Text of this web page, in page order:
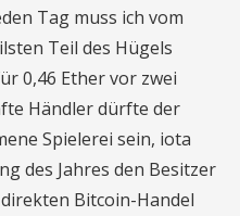
Tag muss ich vom
Teil des Hügels
0,46 Ether vor zwei
Händler dürfte der
Spielerei sein, iota
des Jahres den Besitzer
Bitcoin-Handel